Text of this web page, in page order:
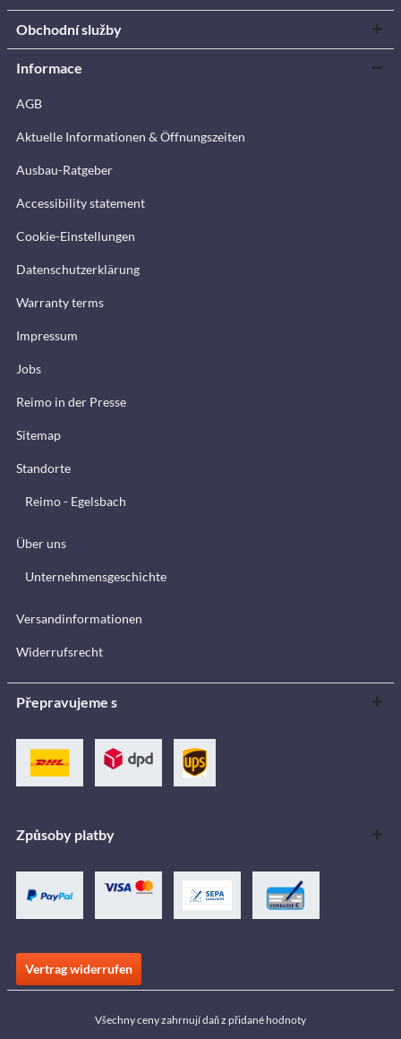
Obchodní služby
Informace
AGB
Aktuelle Informationen & Öffnungszeiten
Ausbau-Ratgeber
Accessibility statement
Cookie-Einstellungen
Datenschutzerklärung
Warranty terms
Impressum
Jobs
Reimo in der Presse
Sitemap
Standorte
Reimo - Egelsbach
Über uns
Unternehmensgeschichte
Versandinformationen
Widerrufsrecht
Přepravujeme s
Způsoby platby
Vertrag widerrufen
Všechny ceny zahrnují daň z přidané hodnoty